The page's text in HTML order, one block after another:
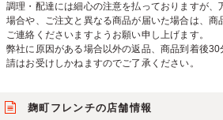
調理・配達には細心の注意を払っておりますが、
場合や、ご注文と異なる商品が届いた場合は、商
ご連絡くださいますようお願い申し上げます。
弊社に原因がある場合以外の返品、商品到着後
請はお受けしかねますのでご了承ください。
麹町フレンチの店舗情報